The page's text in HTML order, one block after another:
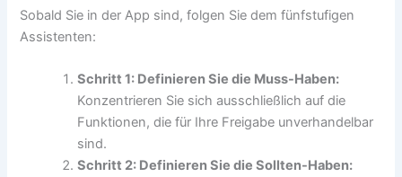
Sobald Sie in der App sind, folgen Sie dem fünfstufigen
Assistenten:
Schritt 1: Definieren Sie die Muss-Haben:
Konzentrieren Sie sich ausschließlich auf die
Funktionen, die für Ihre Freigabe unverhandelbar
sind.
Schritt 2: Definieren Sie die Sollten-Haben: